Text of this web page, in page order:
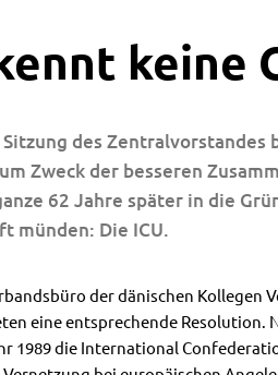
keine
des Zentralvorstandes
Zweck der besseren
62 Jahre später in die
münden: Die ICU.
der dänischen Kollegen
eine entsprechende Resolution.
1989 die International